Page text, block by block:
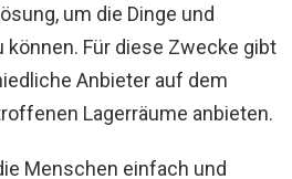
um die Dinge und
können. Für diese Zwecke gibt
Anbieter auf dem
Lagerräume anbieten.
Menschen einfach und